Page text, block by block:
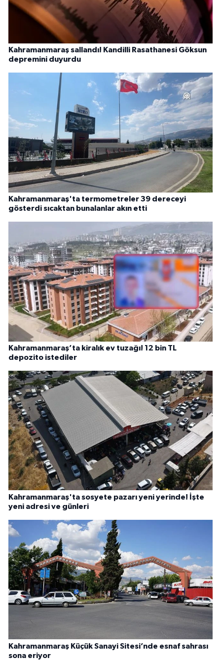
Kahramanmaraş sallandı! Kandilli Rasathanesi Göksun
depremini duyurdu
Kahramanmaraş'ta termometreler 39 dereceyi
gösterdi sıcaktan bunalanlar akın etti
Kahramanmaraş’ta kiralık ev tuzağı! 12 bin TL
depozito istediler
Kahramanmaraş'ta sosyete pazarı yeni yerinde! İşte
yeni adresi ve günleri
Kahramanmaraş Küçük Sanayi Sitesi’nde esnaf sahrası
sona eriyor